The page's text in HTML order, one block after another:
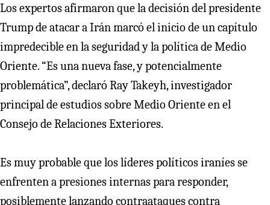
Los expertos afirmaron que la decisión del presidente
Trump de atacar a Irán marcó el inicio de un capítulo
impredecible en la seguridad y la política de Medio
Oriente. “Es una nueva fase, y potencialmente
problemática”, declaró Ray Takeyh, investigador
principal de estudios sobre Medio Oriente en el
Consejo de Relaciones Exteriores.
Es muy probable que los líderes políticos iraníes se
enfrenten a presiones internas para responder,
posiblemente lanzando contraataques contra